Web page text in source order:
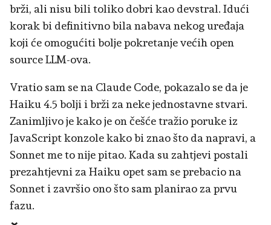
brži, ali nisu bili toliko dobri kao devstral. Idući
korak bi definitivno bila nabava nekog uređaja
koji će omogućiti bolje pokretanje većih open
source LLM-ova.
Vratio sam se na Claude Code, pokazalo se da je
Haiku 4.5 bolji i brži za neke jednostavne stvari.
Zanimljivo je kako je on češće tražio poruke iz
JavaScript konzole kako bi znao što da napravi, a
Sonnet me to nije pitao. Kada su zahtjevi postali
prezahtjevni za Haiku opet sam se prebacio na
Sonnet i završio ono što sam planirao za prvu
fazu.